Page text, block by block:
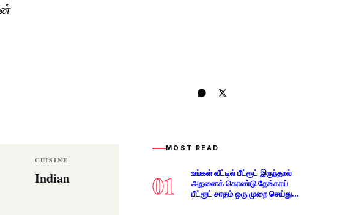
CUISINE
Indian
MOST READ
01
உங்கள் வீட்டில் பீட்ரூட் இருந்தால்
அதனைக் கொண்டு தேங்காய்
பீட்ரூட் சாதம் ஒரு முறை செய்து